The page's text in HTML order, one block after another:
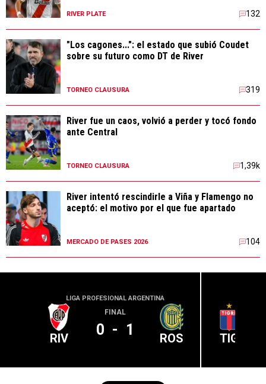
RIVER PLATE 132
"Los cagones...": el estado que subió Coudet
sobre su futuro como DT de River
TORNEO CLAUSURA 319
River fue un caos, volvió a perder y tocó fondo
ante Central
TORNEO CLAUSURA 1,39k
River intentó rescindirle a Viña y Flamengo no
aceptó: el motivo por el que fue apartado
MERCADO DE PASES 2026 104
LIGA PROFESIONAL ARGENTINA
RIV
FINAL
0 - 1 ROS TIG